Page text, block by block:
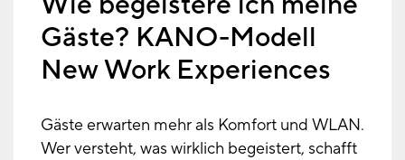
Gäste? KANO-Modell
New Work Experiences
Gäste erwarten mehr als Komfort und WLAN.
Wer versteht, was wirklich begeistert, schafft